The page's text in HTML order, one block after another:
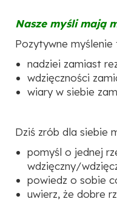
Nasze myśli mają
Pozytywne myślenie
nadziei zamiast
wdzięczności
wiary w siebie
Dziś zrób dla siebie
pomyśl o jednej
wdzięczny/
powiedz o sobie
uwierz, że dobre